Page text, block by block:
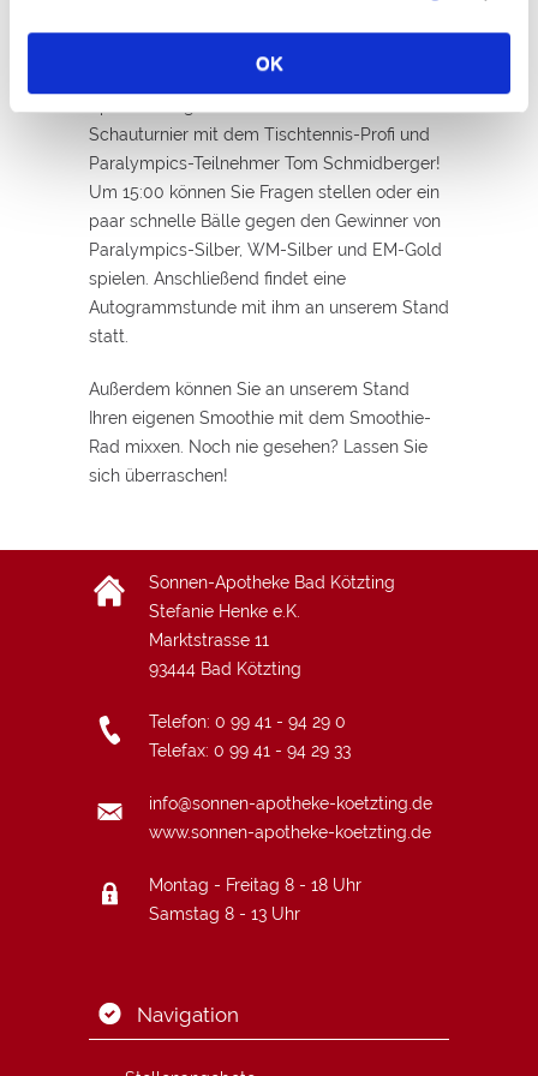
OK
beliebte Kneipp-Festival statt. Die Sonnen-
Schauturnier mit dem Tischtennis-Profi und
Paralympics-Teilnehmer Tom Schmidberger!
Um 15:00 können Sie Fragen stellen oder ein
paar schnelle Bälle gegen den Gewinner von
Paralympics-Silber, WM-Silber und EM-Gold
spielen. Anschließend findet eine
Autogrammstunde mit ihm an unserem Stand
statt.
Außerdem können Sie an unserem Stand
Ihren eigenen Smoothie mit dem Smoothie-
Rad mixxen. Noch nie gesehen? Lassen Sie
sich überraschen!
Sonnen-Apotheke Bad Kötzting
Stefanie Henke e.K.
Marktstrasse 11
93444 Bad Kötzting
Telefon: 0 99 41 - 94 29 0
Telefax: 0 99 41 - 94 29 33
info@sonnen-apotheke-koetzting.de
www.sonnen-apotheke-koetzting.de
Montag - Freitag 8 - 18 Uhr
Samstag 8 - 13 Uhr
Navigation